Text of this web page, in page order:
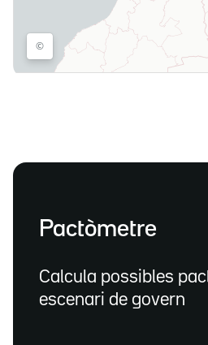
Pactòmetre
Calcula possibles
escenari de govern